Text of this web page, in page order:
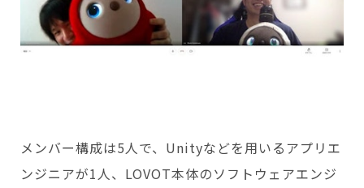
メンバー構成は5人で、Unityなどを用いるアプリエ
ンジニアが1人、LOVOT本体のソフトウェアエンジ